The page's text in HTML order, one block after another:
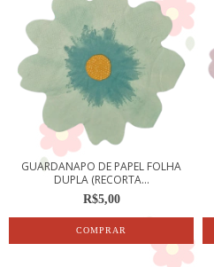
GUARDANAPO DE PAPEL FOLHA
DUPLA (RECORTA...
R$5,00